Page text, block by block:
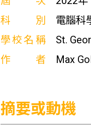
科別
電腦科
學校名稱
St.
作者
Max
摘要或動機